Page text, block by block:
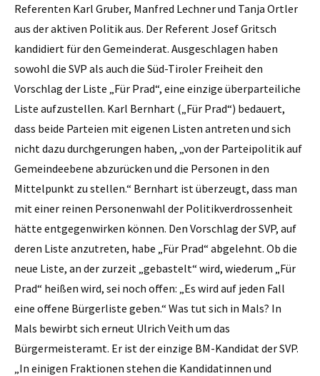
Referenten Karl Gruber, Manfred Lechner und Tanja Ortler
aus der aktiven Politik aus. Der Referent Josef Gritsch
kandidiert für den Gemeinderat. Ausgeschlagen haben
sowohl die SVP als auch die Süd-Tiroler Freiheit den
Vorschlag der Liste „Für Prad“, eine einzige überparteiliche
Liste aufzustellen. Karl Bernhart („Für Prad“) bedauert,
dass beide Parteien mit eigenen Listen antreten und sich
nicht dazu durchgerungen haben, „von der Parteipolitik auf
Gemeindeebene abzurücken und die Personen in den
Mittelpunkt zu stellen.“ Bernhart ist überzeugt, dass man
mit einer reinen Personenwahl der Politikverdrossenheit
hätte entgegenwirken können. Den Vorschlag der SVP, auf
deren ­Liste anzutreten, habe „Für Prad“ abgelehnt. Ob die
neue Liste, an der zurzeit „gebastelt“ wird, wiederum „Für
Prad“ heißen wird, sei noch offen: „Es wird auf jeden Fall
eine offene Bürgerliste geben.“ Was tut sich in Mals? In
Mals bewirbt sich erneut Ulrich Veith um das
Bürgermeisteramt. Er ist der einzige BM-Kandidat der SVP.
„In einigen Fraktionen stehen die Kandidatinnen und